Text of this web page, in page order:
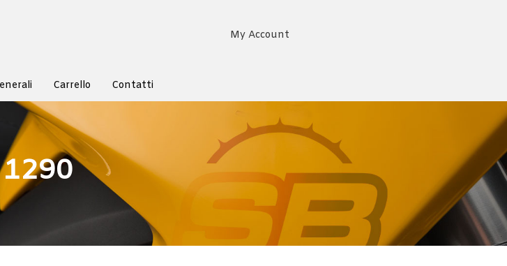
My Account
Carrello Contatti
1290